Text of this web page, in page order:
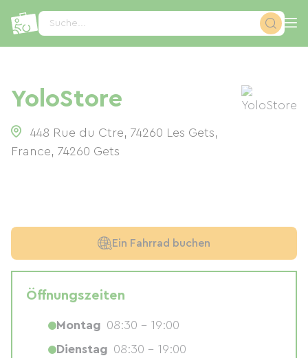
Suche...
YoloStore
448 Rue du Ctre, 74260 Les Gets,
France, 74260 Gets
Ein Fahrrad buchen
Öffnungszeiten
Montag 08:30 - 19:00
Dienstag 08:30 - 19:00
Cookie-Einstellungen